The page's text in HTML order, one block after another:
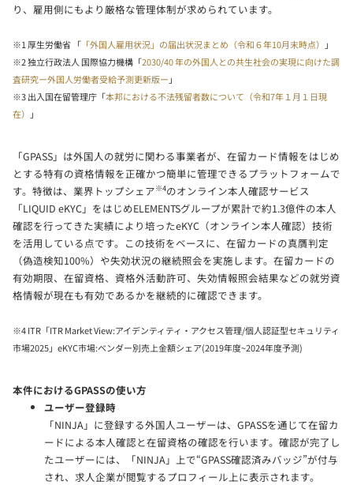
り、雇用側にもより厳格な管理体制が求められています。
※1 厚生労働省 「 「外国人雇用状況」の届出状況まとめ（令和６年10月末時点）
」
※2 独立行政法人 国際協力機構「2030/40 年の外国人との共生社会の実現に向けた調
査研究ー外国人労働者受給予測更新版ー 」
※3 出入国在留管理庁「本邦における不法残留者数について（令和7年１月１日現
在）
」
「GPASS」は外国人の就労に関わる事業者が、在留カード情報をはじめ
とする特有の資格情報を正確かつ簡単に管理できるプラットフォームで
す。特徴は、業界トップシェア※4のオンライン本人確認サービス
「LIQUID eKYC」をはじめELEMENTSグループが累計で約1.3億件の本人
確認を行ってきた実績により培ったeKYC（オンライン本人確認）技術
を活用している点です。この技術をベースに、在留カードの真贋判定
（偽造検知100%）や失効状況の継続照会を実施します。在留カードの
有効期限、在留資格、資格外活動許可、失効情報照会結果などの就労資
格情報が現在も有効であるかを継続的に確認できます。
※4 ITR「ITR Market View:アイデンティティ・アクセス管理/個人認証型セキュリティ
市場2025」eKYC市場:ベンダー別売上金額シェア(2019年度~2024年度予測)
本件におけるGPASSの使い方
ユーザー登録時
「NINJA」に登録する外国人ユーザーは、GPASSを通じて在留カ
ードによる本人確認と在留資格の確認を行います。確認が完了し
たユーザーには、「NINJA」上で“GPASS確認済みバッジ”が付与
され、求人企業が閲覧するプロフィール上に表示されます。